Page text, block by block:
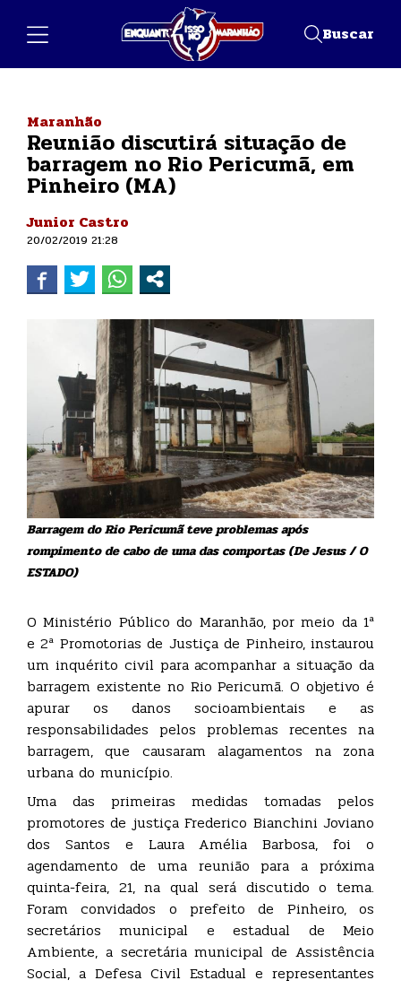
Buscar
Maranhão
Reunião discutirá situação de
barragem no Rio Pericumã, em
Pinheiro (MA)
Junior Castro
20/02/2019 21:28
Barragem do Rio Pericumã teve problemas após
rompimento de cabo de uma das comportas (De Jesus / O
ESTADO)
O Ministério Público do Maranhão, por meio da 1ª
e 2ª Promotorias de Justiça de Pinheiro, instaurou
um inquérito civil para acompanhar a situação da
barragem existente no Rio Pericumã. O objetivo é
apurar os danos socioambientais e as
responsabilidades pelos problemas recentes na
barragem, que causaram alagamentos na zona
urbana do município.
Uma das primeiras medidas tomadas pelos
promotores de justiça Frederico Bianchini Joviano
dos Santos e Laura Amélia Barbosa, foi o
agendamento de uma reunião para a próxima
quinta-feira, 21, na qual será discutido o tema.
Foram convidados o prefeito de Pinheiro, os
secretários municipal e estadual de Meio
Ambiente, a secretária municipal de Assistência
Social, a Defesa Civil Estadual e representantes